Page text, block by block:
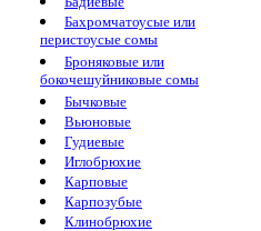
Бахромчатоусые или
перистоусые сомы
Броняковые или
бокочешуйниковые сомы
Бычковые
Вьюновые
Гудиевые
Иглобрюхие
Карповые
Карпозубые
Клинобрюхие